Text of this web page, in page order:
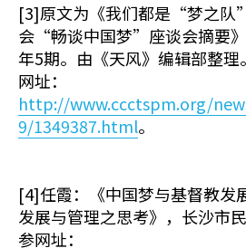
[3]原文为《我们都是“梦之队
会“畅谈中国梦”座谈会摘要
年5期。由《天风》编辑部整理
网址：
http://www.ccctspm.org/
9/1349387.html。
[4]任霞：《中国梦与基督教
发展与管理之思考》，长沙市
参网址：